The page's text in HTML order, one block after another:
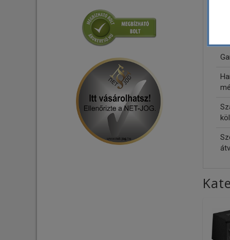
Tápelosztók - Tápszűrők
Csatlakozó - Adapter